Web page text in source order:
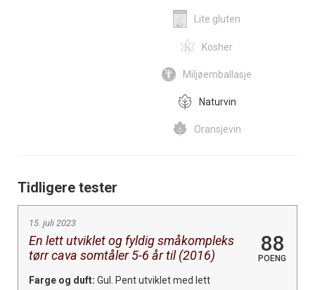
Lite gluten
Kosher
Miljøemballasje
Naturvin
Oransjevin
Tidligere tester
15. juli 2023
En lett utviklet og fyldig småkompleks
tørr cava somtåler 5-6 år til (2016)
88
POENG
Farge og duft: Gul. Pent utviklet med lett